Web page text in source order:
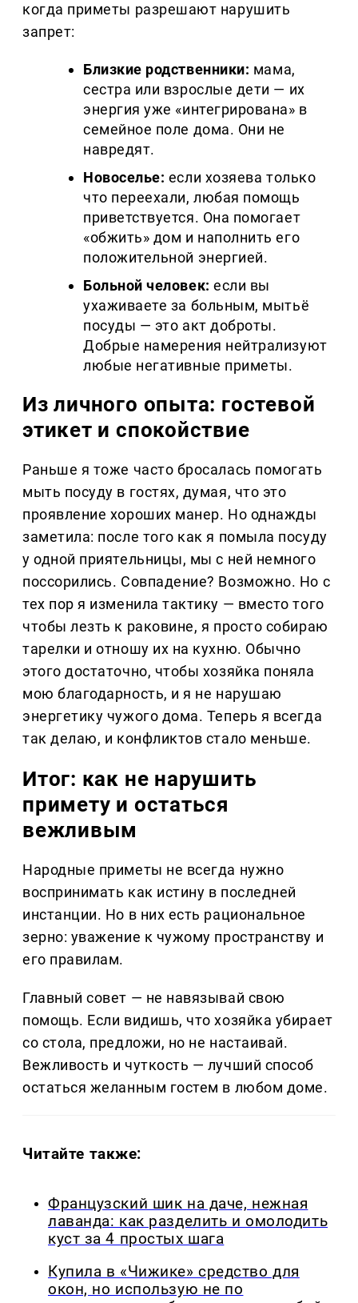
когда приметы разрешают нарушить
запрет:
Близкие родственники: мама,
сестра или взрослые дети — их
энергия уже «интегрирована» в
семейное поле дома. Они не
навредят.
Новоселье: если хозяева только
что переехали, любая помощь
приветствуется. Она помогает
«обжить» дом и наполнить его
положительной энергией.
Больной человек: если вы
ухаживаете за больным, мытьё
посуды — это акт доброты.
Добрые намерения нейтрализуют
любые негативные приметы.
Из личного опыта: гостевой
этикет и спокойствие
Раньше я тоже часто бросалась помогать
мыть посуду в гостях, думая, что это
проявление хороших манер. Но однажды
заметила: после того как я помыла посуду
у одной приятельницы, мы с ней немного
поссорились. Совпадение? Возможно. Но с
тех пор я изменила тактику — вместо того
чтобы лезть к раковине, я просто собираю
тарелки и отношу их на кухню. Обычно
этого достаточно, чтобы хозяйка поняла
мою благодарность, и я не нарушаю
энергетику чужого дома. Теперь я всегда
так делаю, и конфликтов стало меньше.
Итог: как не нарушить
примету и остаться
вежливым
Народные приметы не всегда нужно
воспринимать как истину в последней
инстанции. Но в них есть рациональное
зерно: уважение к чужому пространству и
его правилам.
Главный совет — не навязывай свою
помощь. Если видишь, что хозяйка убирает
со стола, предложи, но не настаивай.
Вежливость и чуткость — лучший способ
остаться желанным гостем в любом доме.
Читайте также:
Французский шик на даче, нежная
лаванда: как разделить и омолодить
куст за 4 простых шага
Купила в «Чижике» средство для
окон, но использую не по